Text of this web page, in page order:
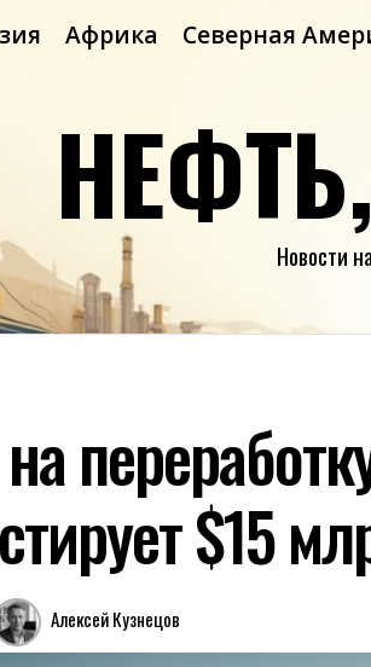
Африка Северная
Новости
$15
Алексей Кузнецов